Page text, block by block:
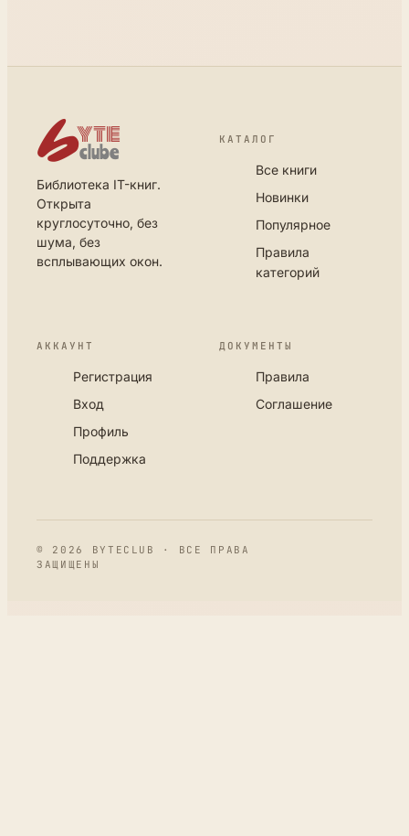
Библиотека IT-книг.
Открыта
круглосуточно, без
шума, без
всплывающих окон.
КАТАЛОГ
Все книги
Новинки
Популярное
Правила
категорий
АККАУНТ
Регистрация
Вход
Профиль
Поддержка
ДОКУМЕНТЫ
Правила
Соглашение
© 2026 BYTECLUB · ВСЕ ПРАВА
ЗАЩИЩЕНЫ